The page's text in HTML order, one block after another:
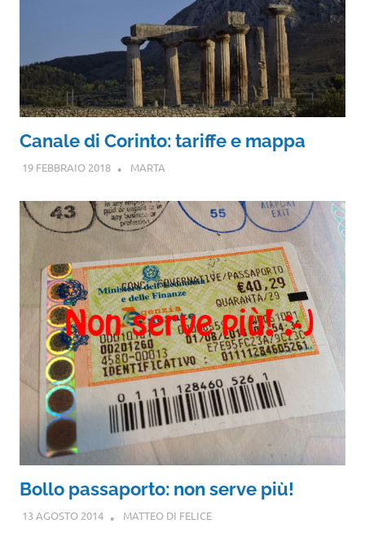
Canale di Corinto: tariffe e mappa
19 FEBBRAIO 2018 MARTA
Bollo passaporto: non serve più!
13 AGOSTO 2014 MATTEO DI FELICE